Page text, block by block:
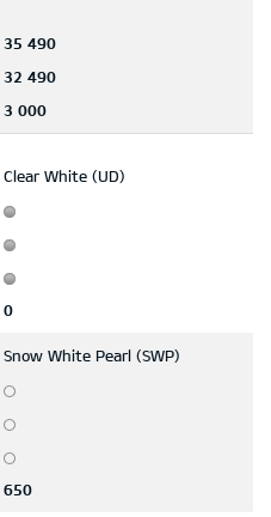
35 490
32 490
3 000
Clear White (UD)
0
Snow White Pearl (SWP)
650